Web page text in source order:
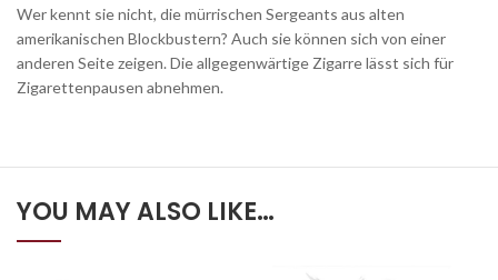
Wer kennt sie nicht, die mürrischen Sergeants aus alten
amerikanischen Blockbustern? Auch sie können sich von einer
anderen Seite zeigen. Die allgegenwärtige Zigarre lässt sich für
Zigarettenpausen abnehmen.
YOU MAY ALSO LIKE…